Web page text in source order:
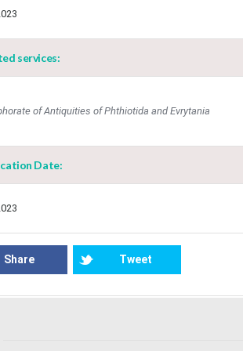
services:
of Antiquities of Phthiotida and Evrytania
Date:
Share Tweet